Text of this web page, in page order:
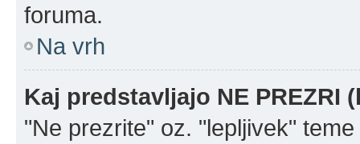
foruma.
Na vrh
Kaj predstavljajo NE PREZRI
"Ne prezrite" oz. "lepljivek"